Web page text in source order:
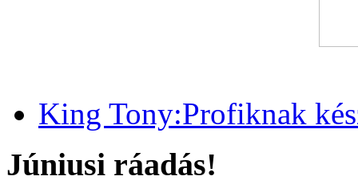
King Tony:Profiknak
Júniusi ráadás!